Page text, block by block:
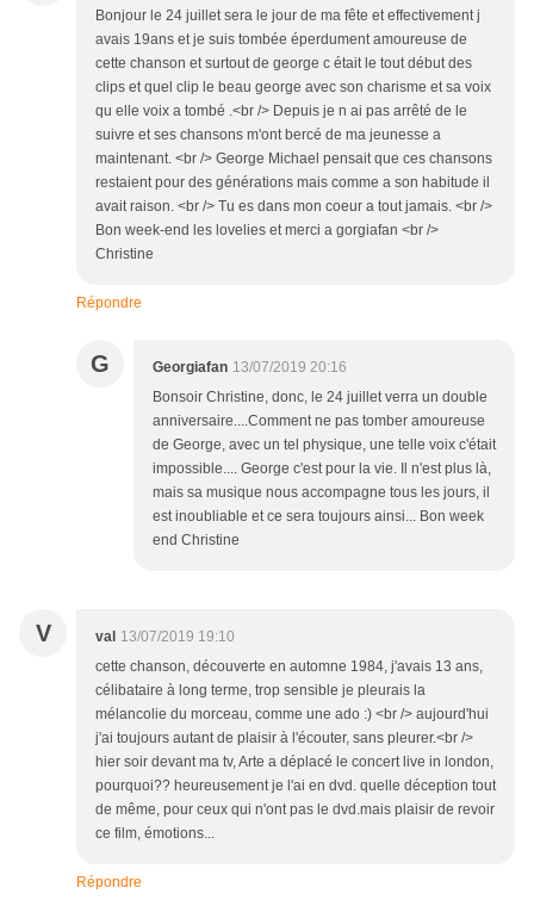
Bonjour le 24 juillet sera le jour de ma fête et effectivement j
avais 19ans et je suis tombée éperdument amoureuse de
cette chanson et surtout de george c était le tout début des
clips et quel clip le beau george avec son charisme et sa voix
qu elle voix a tombé .<br /> Depuis je n ai pas arrêté de le
suivre et ses chansons m'ont bercé de ma jeunesse a
maintenant. <br /> George Michael pensait que ces chansons
restaient pour des générations mais comme a son habitude il
avait raison. <br /> Tu es dans mon coeur a tout jamais. <br />
Bon week-end les lovelies et merci a gorgiafan <br />
Christine
Répondre
G Georgiafan 13/07/2019 20:16
Bonsoir Christine, donc, le 24 juillet verra un double
anniversaire....Comment ne pas tomber amoureuse
de George, avec un tel physique, une telle voix c'était
impossible.... George c'est pour la vie. Il n'est plus là,
mais sa musique nous accompagne tous les jours, il
est inoubliable et ce sera toujours ainsi... Bon week
end Christine
V val 13/07/2019 19:10
cette chanson, découverte en automne 1984, j'avais 13 ans,
célibataire à long terme, trop sensible je pleurais la
mélancolie du morceau, comme une ado :) <br /> aujourd'hui
j'ai toujours autant de plaisir à l'écouter, sans pleurer.<br />
hier soir devant ma tv, Arte a déplacé le concert live in london,
pourquoi?? heureusement je l'ai en dvd. quelle déception tout
de même, pour ceux qui n'ont pas le dvd.mais plaisir de revoir
ce film, émotions...
Répondre